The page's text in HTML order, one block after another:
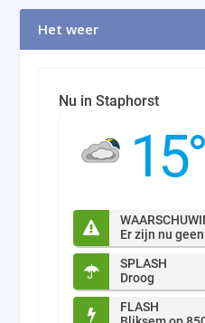
Het weer